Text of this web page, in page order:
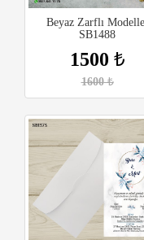
Beyaz Zarflı
SB1488
1500 ₺
1600₺